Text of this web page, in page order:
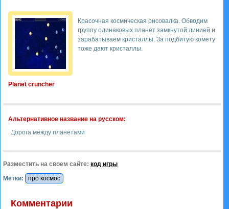
Planet cruncher
Красочная космическая рисовалка. Обводим
группу одинаковых планет замкнутой линией и
зарабатываем кристаллы. За подбитую комету
тоже дают кристаллы.
Альтернативное название на русском:
Дорога между планетами
Разместить на своем сайте: код игры
Метки:
про космос
Комментарии